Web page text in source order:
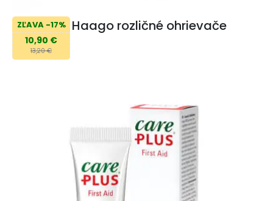
ZĽAVA -17%
10,90 €
13,20 €
Haago rozličné ohrievače